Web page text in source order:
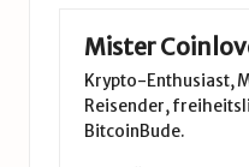
Mister
Krypto-Enthusiast,
Reisender,
BitcoinBude.